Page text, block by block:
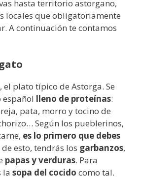
hasta territorio astorgano,
locales que obligatoriamente
A continuación te contamos
el plato típico de Astorga. Se
lleno de proteínas:
pata, morro y tocino de
Según los pueblerinos,
es lo primero que debes
de esto, tendrás los garbanzos,
papas y verduras. Para
la sopa del cocido como tal.